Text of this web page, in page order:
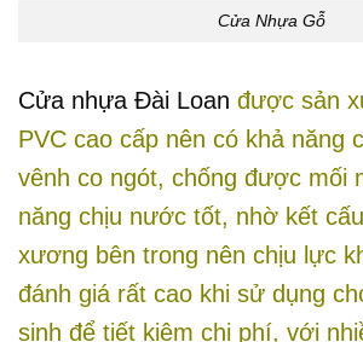
Cửa Nhựa Gỗ
Cửa nhựa Đài Loan được sản
PVC cao cấp nên có khả năng
vênh co ngót, chống được mối
năng chịu nước tốt, nhờ kết
xương bên trong nên chịu lực
đánh giá rất cao khi sử dụng
sinh để tiết kiệm chi phí, với